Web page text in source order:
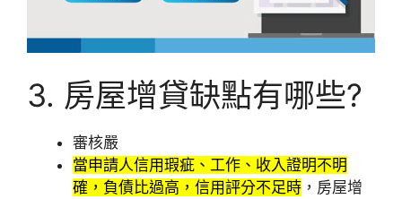
3. 房屋增貸缺點有哪些?
審核嚴
當申請人信用瑕疵、工作、收入證明不明
確，負債比過高，信用評分不足時 ，房屋增